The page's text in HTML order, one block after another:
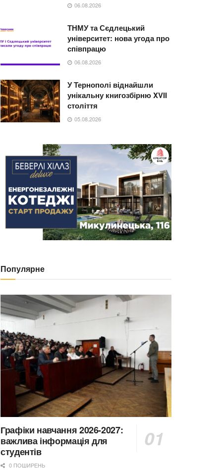
06.08.2026
ТНМУ та Сєдлецький
університет: нова угода про
співпрацю
06.08.2026
У Тернополі віднайшли
унікальну книгозбірню XVII
століття
05.08.2026
Популярне
Графіки навчання 2026-2027:
важлива інформація для
студентів
0 ПОШИРЕНЬ